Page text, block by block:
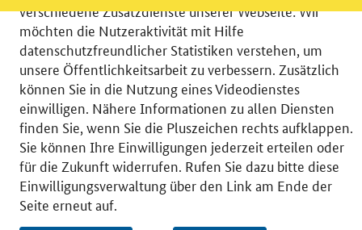
© 2026 Bundesministerium für Wirtschaft und Energie
RSS
Benutzerhinweise
Inhaltsverzeichnis
Impressum
Barrierefreiheit
Datenschutz
Einwilligungsverwaltung
verschiedene Zusatzdienste unserer Webseite: Wir
möchten die Nutzeraktivität mit Hilfe
datenschutzfreundlicher Statistiken verstehen, um
unsere Öffentlichkeitsarbeit zu verbessern. Zusätzlich
können Sie in die Nutzung eines Videodienstes
einwilligen. Nähere Informationen zu allen Diensten
finden Sie, wenn Sie die Pluszeichen rechts aufklappen.
Sie können Ihre Einwilligungen jederzeit erteilen oder
für die Zukunft widerrufen. Rufen Sie dazu bitte diese
Einwilligungsverwaltung über den Link am Ende der
Seite erneut auf.